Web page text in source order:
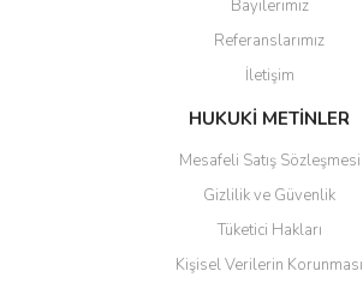
Ürün açıklamasında eksik bilgiler bulunuyor.
Ürün bilgilerinde hatalar bulunuyor.
Ürün fiyatı diğer sitelerden daha pahalı.
Bu ürüne benzer farklı alternatifler olmalı.
Gönder
Bayilerimiz
Referanslarımız
İletişim
HUKUKİ METİNLER
Mesafeli Satış Sözleşmesi
Gizlilik ve Güvenlik
Tüketici Hakları
Kişisel Verilerin Korunması